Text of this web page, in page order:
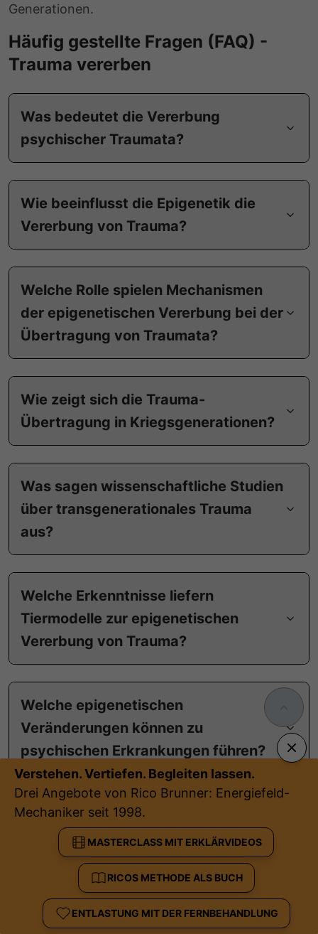
Generationen.
Häufig gestellte Fragen (FAQ) -
Trauma vererben
Was bedeutet die Vererbung
psychischer Traumata?
Wie beeinflusst die Epigenetik die
Vererbung von Trauma?
Welche Rolle spielen Mechanismen
der epigenetischen Vererbung bei der
Übertragung von Traumata?
Wie zeigt sich die Trauma-
Übertragung in Kriegsgenerationen?
Was sagen wissenschaftliche Studien
über transgenerationales Trauma
aus?
Welche Erkenntnisse liefern
Tiermodelle zur epigenetischen
Vererbung von Trauma?
Welche epigenetischen
Veränderungen können zu
psychischen Erkrankungen führen?
Welche psychotherapeutischen
Ansätze gibt es zur Behandlung
vererbter Traumata?
Wie beeinflussen familiäre Traumata
Verstehen. Vertiefen. Begleiten lassen.
Drei Angebote von Rico Brunner: Energiefeld-
Mechaniker seit 1998.
MASTERCLASS MIT ERKLÄRVIDEOS
RICOS METHODE ALS BUCH
ENTLASTUNG MIT DER FERNBEHANDLUNG